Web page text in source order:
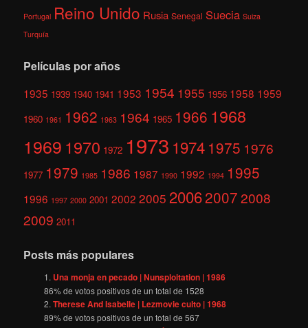
Portugal Reino Unido Rusia Senegal Suecia Suiza
Turquía
Películas por años
1935 1939 1940 1941 1953 1954 1955 1956 1958 1959
1960 1961 1962 1963 1964 1965 1966 1968
1969 1970 1972 1973 1974 1975 1976
1977 1979 1985 1986 1987 1990 1992 1994 1995
1996 1997 2000 2001 2002 2005 200620072008
2009 2011
Posts más populares
Una monja en pecado | Nunsploitation | 1986
86% de votos positivos de un total de 1528
Therese And Isabelle | Lezmovie culto | 1968
89% de votos positivos de un total de567